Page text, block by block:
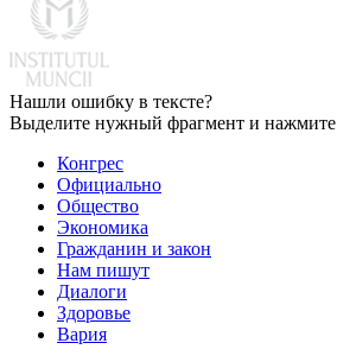
Нашли ошибку в тексте?
Выделите нужный фрагмент и
Конгрес
Официально
Общество
Экономика
Гражданин и закон
Нам пишут
Диалоги
Здоровье
Вария